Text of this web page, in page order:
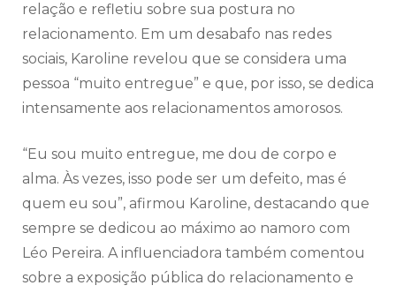
relação e refletiu sobre sua postura no
relacionamento. Em um desabafo nas redes
sociais, Karoline revelou que se considera uma
pessoa “muito entregue” e que, por isso, se dedica
intensamente aos relacionamentos amorosos.
“Eu sou muito entregue, me dou de corpo e
alma. Às vezes, isso pode ser um defeito, mas é
quem eu sou”, afirmou Karoline, destacando que
sempre se dedicou ao máximo ao namoro com
Léo Pereira. A influenciadora também comentou
sobre a exposição pública do relacionamento e